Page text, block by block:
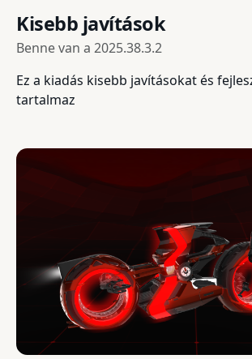
Kisebb javítások
Benne van a 2025.38.3.2
Ez a kiadás kisebb javításokat és
tartalmaz